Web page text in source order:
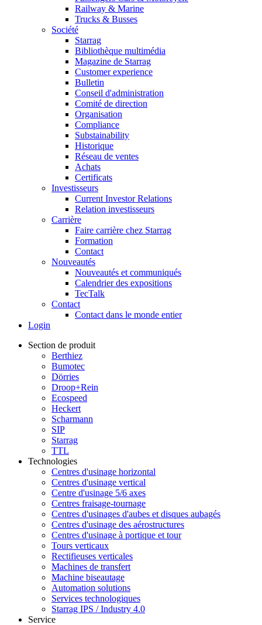
Railway & Marine
Trucks & Busses
Société
Starrag
Bibliothèque multimédia
Magazine de Starrag
Customer experience
Bulletin
Conseil d'administration
Comité de direction
Organisation
Compliance
Substainability
Historique
Réseau de ventes
Achats
Certificats
Investisseurs
Current Investor Relations
Relation investisseurs
Carrière
Faire carrière chez Starrag
Formation
Contact
Nouveautés
Nouveautés et communiqués
Calendrier des expositions
TecTalk
Contact
Contact dans le monde entier
Login
Section de produit
Berthiez
Bumotec
Dörries
Droop+Rein
Ecospeed
Heckert
Scharmann
SIP
Starrag
TTL
Technologies
Centres d'usinage horizontal
Centres d'usinage vertical
Centre d'usinage 5/6 axes
Centres fraisage-tournage
Centres d'usinages d'aubes et disques aubagés
Centres d'usinage des aérostructures
Centres d'usinage à portique et tour
Tours verticaux
Rectifieuses verticales
Machines de transfert
Machine biseautage
Automation solutions
Services technologiques
Starrag IPS / Industry 4.0
Service